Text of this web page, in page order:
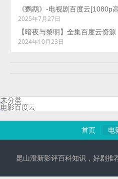
《鹦鹉》-电视剧百度云[1080p
2025年7月27日
【暗夜与黎明】全集百度云资
2024年10月23日
未分类
电影百度云
首页 电
昆山澄新影评百科知识，好剧推